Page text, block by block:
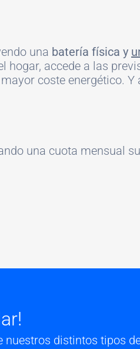
una batería física y
accede a las
coste energético. Y
una cuota mensual
nuestros distintos tipos